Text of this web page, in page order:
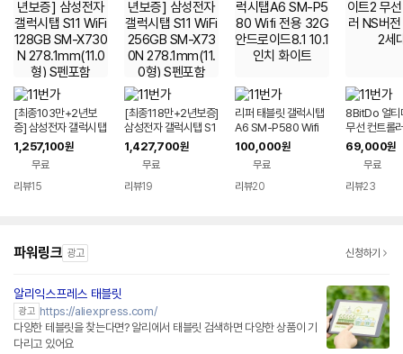
[최종103만+2년보
증] 삼성전자 갤럭시탭
S11 WiFi 128GB SM
-X730N 278.1mm(1
1.0형) S펜포함
1,257,100원
무료
리뷰15
[최종118만+2년보증]
삼성전자 갤럭시탭 S1
1 WiFi 256GB SM-
X730N 278.1mm(1
1.0형) S펜포함
1,427,700원
무료
리뷰19
리퍼 태블릿 갤럭시탭
A6 SM-P580 Wifi
전용 32G 안드로이드
8.1 10.1인치 화이트
100,000원
무료
리뷰20
8BitDo 얼티
무선 컨트롤
얼티밋 2세대
69,000원
무료
리뷰23
파워링크 광고 신청하기
알리익스프레스 태블릿
광고 https://aliexpress.com/
다양한 테블릿을 찾는다면? 알리에서 태블릿 검색하면 다양한 상품이 기
다리고 있어요